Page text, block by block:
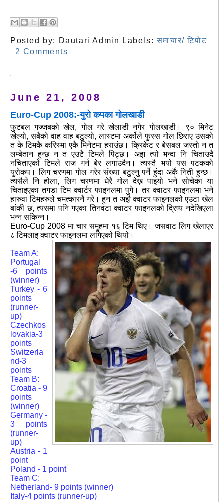
Posted by: Dautari Admin Labels:समाचार/ टिपोट
2 Comments
June 21, 2008
Euro-Cup 2008:-युरो कपका गोलखाडी
फुटबल गज्जबको खेल, गोल गरे खेलाडी नगेर गोलखाडी। ९० मिनेट
खेल्यो, सबैको वाह वाह बटुल्यो, लास्टमा अर्कोले फुस्स गोल छिराए उसको
त के टिमकै करिस्मा एकै मिनेटमा हराउंछ। क्रिकेट र बेसबल जस्तो न त
लम्बेतान हुन्छ न त एउटै टिमले पिट्छ। अझ त्यो भन्दा नि चिताउदै
नचिताएको टिमले राज गर्न बेर लगाउदैन। त्यस्तै भयो यस पटकको
युरोकप। लिग चरणमा गोल गरेर संख्या बटुल्नु पर्ने हुंदा अर्कै निती हुन्छ।
त्यसैले नि होला, लिग चरणमा धेरैगोल देख्न पाइयो भने सोचेका या
चिताइएका तगडा टिम क्वार्टर फाइनलमा पुगे। तर क्वाटर फाइनलमा भने
हारुवा टिमहरुले चमत्कारनै गरे। हुन त अझै क्वाटर फाइनलको एउटा खेल
बांकी छ, त्यसमा पनि गएका तिनवटा क्वाटर फाइनलको द्रिष्य नदेखिएला
भन्न सकिन्न।
Euro-Cup 2008 मा चार समुहमा १६ टिम थिए। जसवाट लिग खेलाएर
८ टिमलाइ क्वाटर फाइनलमा लगिएको थियो।
Team A:
Portugal
-6 points
(winner)
Turkey - 6
points
(runner-
up)
Czechkos
lovakia-3
points
Switzerla
nd-3
points
Team B:
Croatia - 9
points
(winner)
Germany -
3 points
(runner-
up)
Austria - 1
point
Poland - 1 point
Team C:
Netherland- 9 points (winner)
Italy-4 points (runner-up)